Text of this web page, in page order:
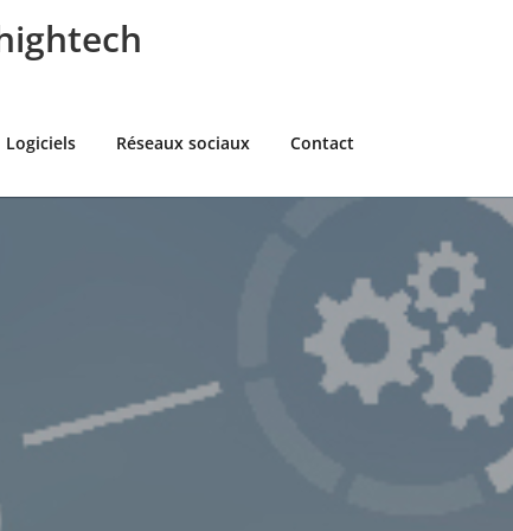
Logiciels Réseaux sociaux Contact